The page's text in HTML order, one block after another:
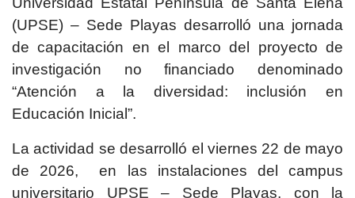
(UPSE) – Sede Playas desarrolló una jornada
de capacitación en el marco del proyecto de
investigación no financiado denominado
“Atención a la diversidad: inclusión en
Educación Inicial”.
La actividad se desarrolló el viernes 22 de mayo
de 2026, en las instalaciones del campus
universitario UPSE – Sede Playas, con la